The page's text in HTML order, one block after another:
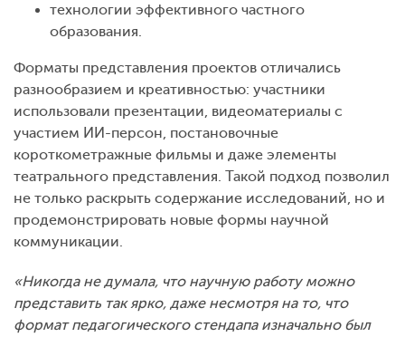
технологии эффективного частного
образования.
Форматы представления проектов отличались
разнообразием и креативностью: участники
использовали презентации, видеоматериалы с
участием ИИ-персон, постановочные
короткометражные фильмы и даже элементы
театрального представления. Такой подход позволил
не только раскрыть содержание исследований, но и
продемонстрировать новые формы научной
коммуникации.
«Никогда не думала, что научную работу можно
представить так ярко, даже несмотря на то, что
формат педагогического стендапа изначально был